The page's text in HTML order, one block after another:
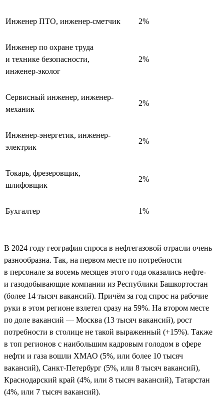
Инженер ПТО, инженер-сметчик 2%
Инженер по охране труда
и технике безопасности,
инженер-эколог
2%
Сервисный инженер, инженер-
механик
2%
Инженер-энергетик, инженер-
электрик
2%
Токарь, фрезеровщик,
шлифовщик
2%
Бухгалтер 1%
В 2024 году география спроса в нефтегазовой отрасли очень
разнообразна. Так, на первом месте по потребности
в персонале за восемь месяцев этого года оказались нефте-
и газодобывающие компании из Республики Башкортостан
(более 14 тысяч вакансий). Причём за год спрос на рабочие
руки в этом регионе взлетел сразу на 59%. На втором месте
по доле вакансий — Москва (13 тысяч вакансий), рост
потребности в столице не такой выраженный (+15%). Также
в топ регионов с наибольшим кадровым голодом в сфере
нефти и газа вошли ХМАО (5%, или более 10 тысяч
вакансий), Санкт-Петербург (5%, или 8 тысяч вакансий),
Краснодарский край (4%, или 8 тысяч вакансий), Татарстан
(4%, или 7 тысяч вакансий).